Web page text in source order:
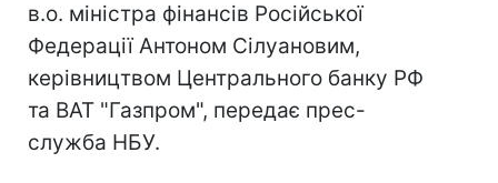
в.о. міністра фінансів Російської
Федерації Антоном Сілуановим,
керівництвом Центрального банку РФ
та ВАТ "Газпром", передає прес-
служба НБУ.